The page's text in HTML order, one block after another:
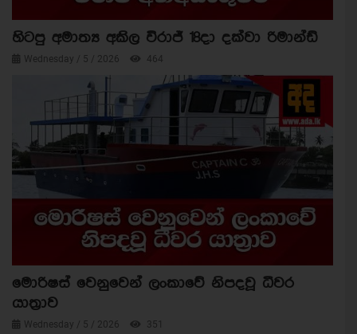
හිටපු අමාත්‍ය අකිල විරාජ් 18දා දක්වා රිමාන්ඩ්
Wednesday / 5 / 2026 464
මොරිෂස් වෙනුවෙන් ලංකාවේ නිපදවූ ධීවර
යාත්‍රාව
Wednesday / 5 / 2026 351